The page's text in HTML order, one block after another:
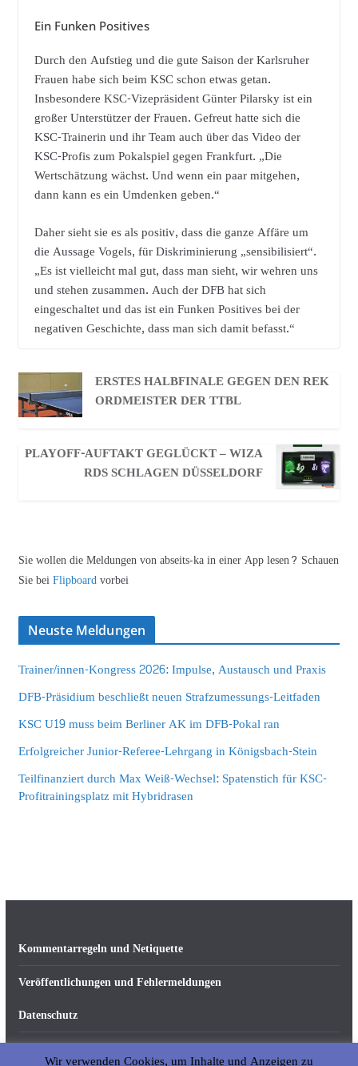
Ein Funken Positives
Durch den Aufstieg und die gute Saison der Karlsruher
Frauen habe sich beim KSC schon etwas getan.
Insbesondere KSC-Vizepräsident Günter Pilarsky ist ein
großer Unterstützer der Frauen. Gefreut hatte sich die
KSC-Trainerin und ihr Team auch über das Video der
KSC-Profis zum Pokalspiel gegen Frankfurt. „Die
Wertschätzung wächst. Und wenn ein paar mitgehen,
dann kann es ein Umdenken geben.“
Daher sieht sie es als positiv, dass die ganze Affäre um
die Aussage Vogels, für Diskriminierung „sensibilisiert“.
„Es ist vielleicht mal gut, dass man sieht, wir wehren uns
und stehen zusammen. Auch der DFB hat sich
eingeschaltet und das ist ein Funken Positives bei der
negativen Geschichte, dass man sich damit befasst.“
ERSTES HALBFINALE GEGEN DEN REK
ORDMEISTER DER TTBL
PLAYOFF-AUFTAKT GEGLÜCKT – WIZA
RDS SCHLAGEN DÜSSELDORF
Sie wollen die Meldungen von abseits-ka in einer App lesen? Schauen
Sie beiFlipboardvorbei
Neuste Meldungen
Trainer/innen-Kongress 2026: Impulse, Austausch und Praxis
DFB-Präsidium beschließt neuen Strafzumessungs-Leitfaden
KSC U19 muss beim Berliner AK im DFB-Pokal ran
Erfolgreicher Junior-Referee-Lehrgang in Königsbach-Stein
Teilfinanziert durch Max Weiß-Wechsel: Spatenstich für KSC-
Profitrainingsplatz mit Hybridrasen
Kommentarregeln und Netiquette
Veröffentlichungen und Fehlermeldungen
Datenschutz
Impressum